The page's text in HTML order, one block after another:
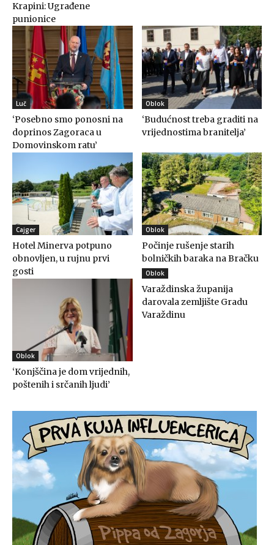
Krapini: Ugrađene
punionice
Luč
‘Posebno smo ponosni na
doprinos Zagoraca u
Domovinskom ratu’
Oblok
‘Budućnost treba graditi na
vrijednostima branitelja’
Cajger
Hotel Minerva potpuno
obnovljen, u rujnu prvi
gosti
Oblok
Počinje rušenje starih
bolničkih baraka na Bračku
Oblok
‘Konjščina je dom vrijednih,
poštenih i srčanih ljudi’
Oblok
Varaždinska županija
darovala zemljište Gradu
Varaždinu